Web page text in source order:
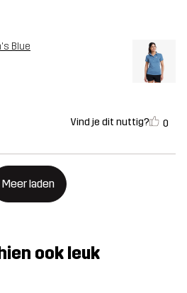
Blue
Vind je dit nuttig? 0
Meer laden
ook leuk